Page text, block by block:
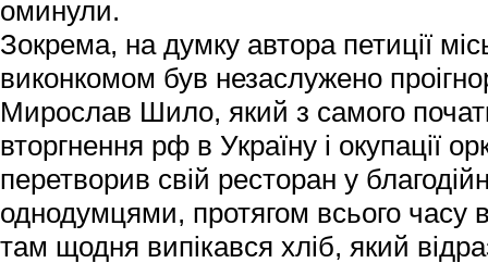
оминули.
Зокрема, на думку автора петиції
виконкомом був незаслужено
Мирослав Шило, який з самого
вторгнення рф в Україну і окупації
перетворив свій ресторан у
однодумцями, протягом всього часу
там щодня випікався хліб, який